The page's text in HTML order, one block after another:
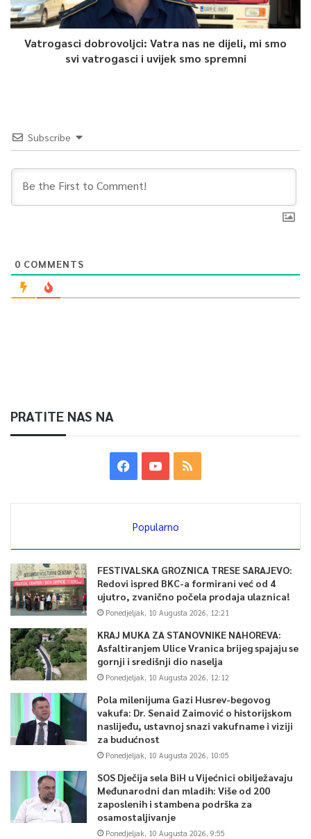
Vatrogasci dobrovoljci: Vatra nas ne dijeli, mi smo
svi vatrogasci i uvijek smo spremni
Subscribe
0 COMMENTS
PRATITE NAS NA
Popularno
FESTIVALSKA GROZNICA TRESE SARAJEVO:
Redovi ispred BKC-a formirani već od 4
ujutro, zvanično počela prodaja ulaznica!
Ponedjeljak, 10 Augusta 2026, 12:21
KRAJ MUKA ZA STANOVNIKE NAHOREVA:
Asfaltiranjem Ulice Vranica brijeg spajaju se
gornji i središnji dio naselja
Ponedjeljak, 10 Augusta 2026, 12:12
Pola milenijuma Gazi Husrev-begovog
vakufa: Dr. Senaid Zaimović o historijskom
naslijeđu, ustavnoj snazi vakufname i viziji
za budućnost
Ponedjeljak, 10 Augusta 2026, 10:05
SOS Dječija sela BiH u Vijećnici obilježavaju
Međunarodni dan mladih: Više od 200
zaposlenih i stambena podrška za
osamostaljivanje
Ponedjeljak, 10 Augusta 2026, 9:55